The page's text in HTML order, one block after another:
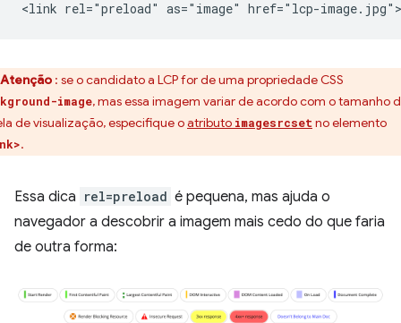
Atenção : se o candidato a LCP for de uma propriedade CSS
image, mas essa imagem variar de acordo com o tamanho
de visualização, especifique oatributo imagesrcset no elemento
.
Essa dica rel=preload é pequena, mas ajuda o
navegador a descobrir a imagem mais cedo do que faria
de outra forma: